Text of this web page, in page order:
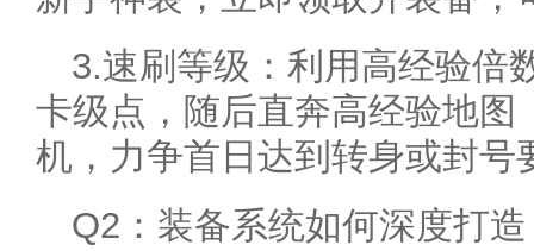
3.速刷等级：利用高经验倍
卡级点，随后直奔高经验地图
机，力争首日达到转身或封号
Q2：装备系统如何深度打